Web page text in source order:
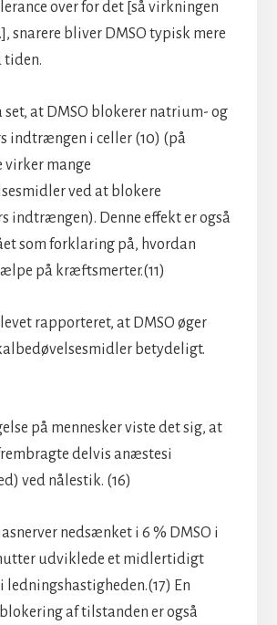
over for det [så virkningen
snarere bliver DMSO typisk mere
tiden.
set, at DMSO blokerer natrium- og
indtrængen i celler (10) (på
virker mange
ved at blokere
indtrængen). Denne effekt er også
som forklaring på, hvordan
på kræftsmerter.(11)
rapporteret, at DMSO øger
betydeligt.
på mennesker viste det sig, at
delvis anæstesi
ved nålestik. (16)
nedsænket i 6 % DMSO i
udviklede et midlertidigt
ledningshastigheden.(17) En
af tilstanden er også